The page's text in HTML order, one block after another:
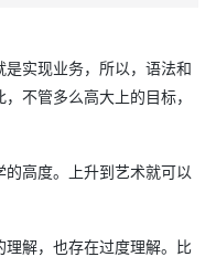
实现业务，所以，语法和
不管多么高大上的目标，
高度。上升到艺术就可以
解，也存在过度理解。比